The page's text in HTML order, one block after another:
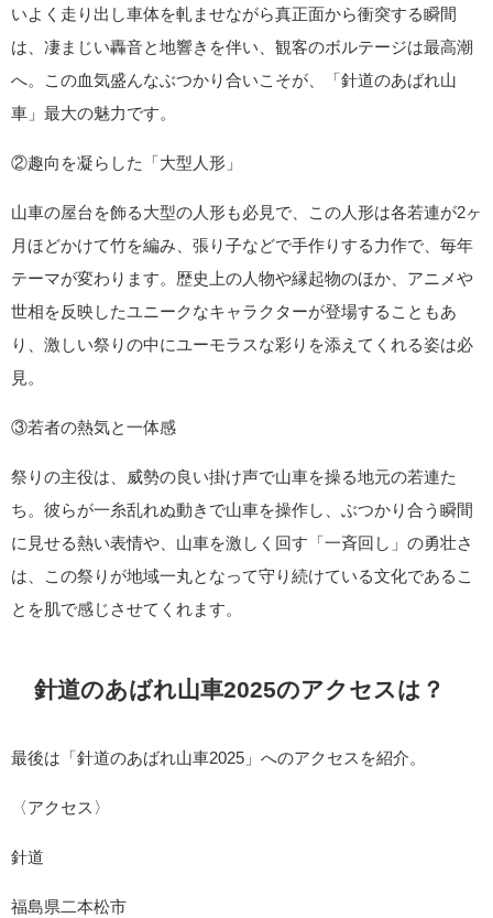
いよく走り出し車体を軋ませながら真正面から衝突する瞬間
は、凄まじい轟音と地響きを伴い、観客のボルテージは最高潮
へ。この血気盛んなぶつかり合いこそが、「針道のあばれ山
車」最大の魅力です。
②趣向を凝らした「大型人形」
山車の屋台を飾る大型の人形も必見で、この人形は各若連が2ヶ
月ほどかけて竹を編み、張り子などで手作りする力作で、毎年
テーマが変わります。歴史上の人物や縁起物のほか、アニメや
世相を反映したユニークなキャラクターが登場することもあ
り、激しい祭りの中にユーモラスな彩りを添えてくれる姿は必
見。
③若者の熱気と一体感
祭りの主役は、威勢の良い掛け声で山車を操る地元の若連た
ち。彼らが一糸乱れぬ動きで山車を操作し、ぶつかり合う瞬間
に見せる熱い表情や、山車を激しく回す「一斉回し」の勇壮さ
は、この祭りが地域一丸となって守り続けている文化であるこ
とを肌で感じさせてくれます。
針道のあばれ山車2025のアクセスは？
最後は「針道のあばれ山車2025」へのアクセスを紹介。
〈アクセス〉
針道
福島県二本松市